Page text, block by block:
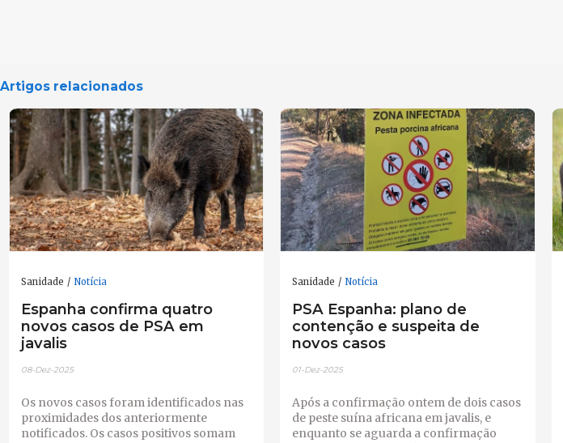
Artigos relacionados
Sanidade Notícia
Espanha confirma quatro
novos casos de PSA em
javalis
08-Dez-2025
Os novos casos foram identificados nas
proximidades dos anteriormente
notificados. Os casos positivos somam
Sanidade Notícia
PSA Espanha: plano de
contenção e suspeita de
novos casos
01-Dez-2025
Após a confirmação ontem de dois casos
de peste suína africana em javalis, e
enquanto se aguarda a confirmação